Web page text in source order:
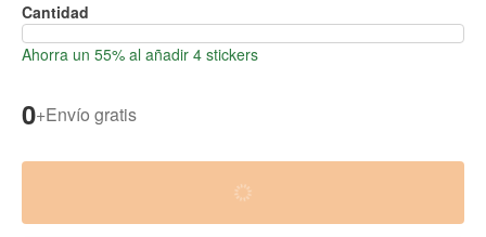
Cantidad
Ahorra un 55% al añadir 4 stickers
0+Envío gratis